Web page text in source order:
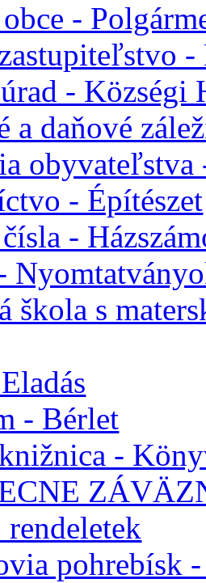
-
- Községi
a daňové
obyvateľstva
- Építészet
-
škola s
- Bérlet
-
pohrebísk